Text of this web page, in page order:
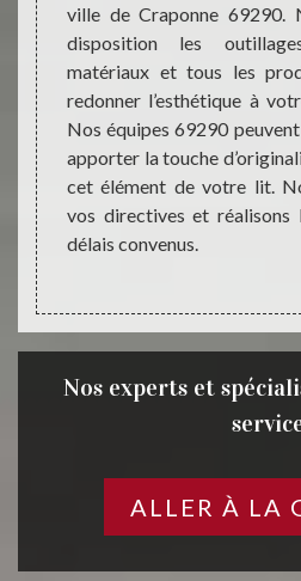
avec
69.
le
les
ville de Craponne 69290.
disposition les
matériaux et tous les
redonner l’esthétique à
Nos équipes 69290
apporter la touche
cet élément de votre lit.
vos directives et réalisons
délais convenus.
Nos experts et
ALLER À LA